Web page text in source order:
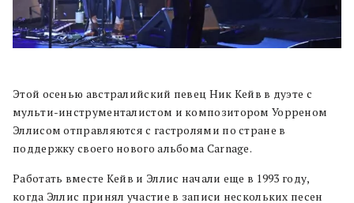
Этой осенью австралийский певец Ник Кейв в дуэте с
мульти-инструменталистом и композитором Уорреном
Эллисом отправляются с гастролями по стране в
поддержку cвоего нового альбома Carnage.
Работать вместе Кейв и Эллис начали еще в 1993 году,
когда Эллис принял участие в записи нескольких песен